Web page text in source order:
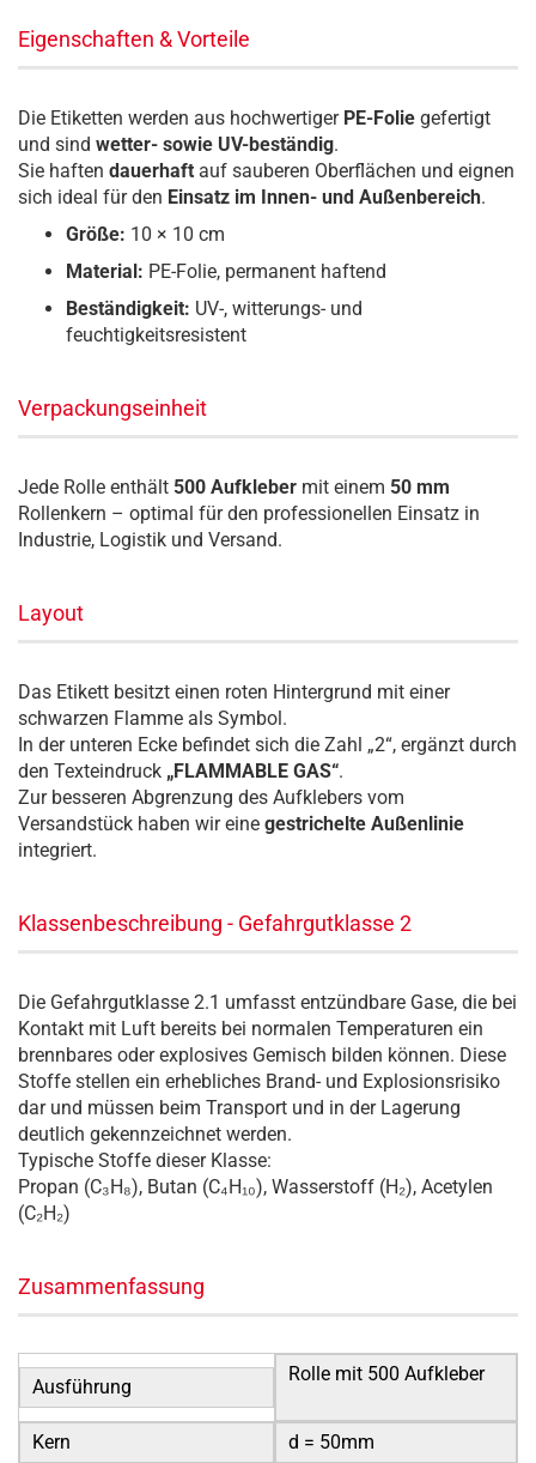
Eigenschaften & Vorteile
Die Etiketten werden aus hochwertiger PE-Folie gefertigt
und sind wetter- sowie UV-beständig.
Sie haften dauerhaft auf sauberen Oberflächen und eignen
sich ideal für den Einsatz im Innen- und Außenbereich.
Größe: 10 × 10 cm
Material: PE-Folie, permanent haftend
Beständigkeit: UV-, witterungs- und
feuchtigkeitsresistent
Verpackungseinheit
Jede Rolle enthält 500 Aufkleber mit einem 50 mm
Rollenkern – optimal für den professionellen Einsatz in
Industrie, Logistik und Versand.
Layout
Das Etikett besitzt einen roten Hintergrund mit einer
schwarzen Flamme als Symbol.
In der unteren Ecke befindet sich die Zahl „2“, ergänzt durch
den Texteindruck „FLAMMABLE GAS“.
Zur besseren Abgrenzung des Aufklebers vom
Versandstück haben wir eine gestrichelte Außenlinie
integriert.
Klassenbeschreibung - Gefahrgutklasse 2
Die Gefahrgutklasse 2.1 umfasst entzündbare Gase, die bei
Kontakt mit Luft bereits bei normalen Temperaturen ein
brennbares oder explosives Gemisch bilden können. Diese
Stoffe stellen ein erhebliches Brand- und Explosionsrisiko
dar und müssen beim Transport und in der Lagerung
deutlich gekennzeichnet werden.
Typische Stoffe dieser Klasse:
Propan (C₃H₈), Butan (C₄H₁₀), Wasserstoff (H₂), Acetylen
(C₂H₂)
Zusammenfassung
Ausführung
Rolle mit 500 Aufkleber
Kern d = 50mm